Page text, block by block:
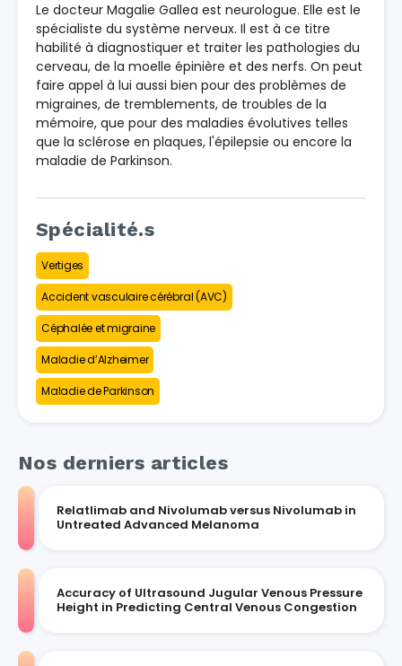
Le docteur Magalie Gallea est neurologue. Elle est le
spécialiste du système nerveux. Il est à ce titre
habilité à diagnostiquer et traiter les pathologies du
cerveau, de la moelle épinière et des nerfs. On peut
faire appel à lui aussi bien pour des problèmes de
migraines, de tremblements, de troubles de la
mémoire, que pour des maladies évolutives telles
que la sclérose en plaques, l'épilepsie ou encore la
maladie de Parkinson.
Spécialité.s
Vertiges
Accident vasculaire cérébral (AVC)
Céphalée et migraine
Maladie d’Alzheimer
Maladie de Parkinson
Nos derniers articles
Relatlimab and Nivolumab versus Nivolumab in
Untreated Advanced Melanoma
Accuracy of Ultrasound Jugular Venous Pressure
Height in Predicting Central Venous Congestion